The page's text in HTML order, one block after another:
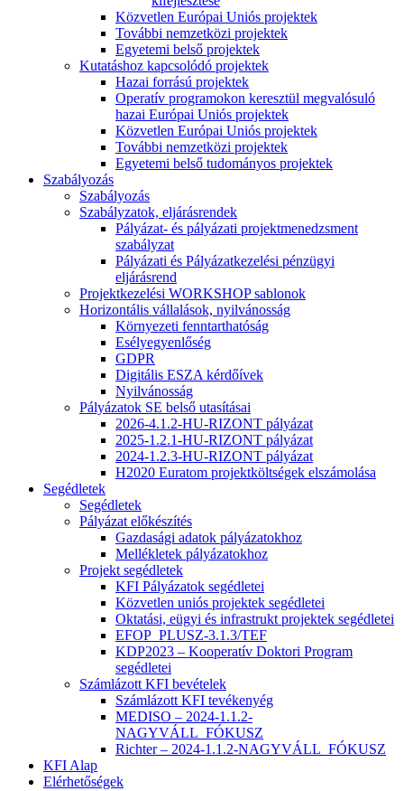
Közvetlen Európai Uniós projektek
További nemzetközi projektek
Egyetemi belső projektek
Kutatáshoz kapcsolódó projektek
Hazai forrású projektek
Operatív programokon keresztül megvalósuló
hazai Európai Uniós projektek
Közvetlen Európai Uniós projektek
További nemzetközi projektek
Egyetemi belső tudományos projektek
Szabályozás
Szabályozás
Szabályzatok, eljárásrendek
Pályázat- és pályázati projektmenedzsment
szabályzat
Pályázati és Pályázatkezelési pénzügyi
eljárásrend
Projektkezelési WORKSHOP sablonok
Horizontális vállalások, nyilvánosság
Környezeti fenntarthatóság
Esélyegyenlőség
GDPR
Digitális ESZA kérdőívek
Nyilvánosság
Pályázatok SE belső utasításai
2026-4.1.2-HU-RIZONT pályázat
2025-1.2.1-HU-RIZONT pályázat
2024-1.2.3-HU-RIZONT pályázat
H2020 Euratom projektköltségek elszámolása
Segédletek
Segédletek
Pályázat előkészítés
Gazdasági adatok pályázatokhoz
Mellékletek pályázatokhoz
Projekt segédletek
KFI Pályázatok segédletei
Közvetlen uniós projektek segédletei
Oktatási, eügyi és infrastrukt projektek segédletei
EFOP_PLUSZ-3.1.3/TEF
KDP2023 – Kooperatív Doktori Program
segédletei
Számlázott KFI bevételek
Számlázott KFI tevékenyég
MEDISO – 2024-1.1.2-
NAGYVÁLL_FÓKUSZ
Richter – 2024-1.1.2-NAGYVÁLL_FÓKUSZ
KFI Alap
Elérhetőségek